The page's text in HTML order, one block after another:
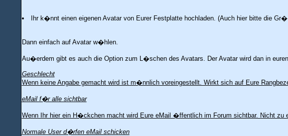
Ihr k�nnt einen eigenen Avatar von Eurer Festplatte hochladen. (Auch hier bitte die
Dann einfach auf Avatar w�hlen.
Au�erdem gibt es auch die Option zum L�schen des Avatars. Der Avatar wird dan in
Geschlecht
Wenn keine Angabe gemacht wird ist m�nnlich voreingestellt. Wirkt sich auf Eure
eMail f�r alle sichtbar
Wenn Ihr hier ein H�ckchen macht wird Eure eMail �ffentlich im Forum sichtbar. Nicht zu
Normale User d�rfen eMail schicken